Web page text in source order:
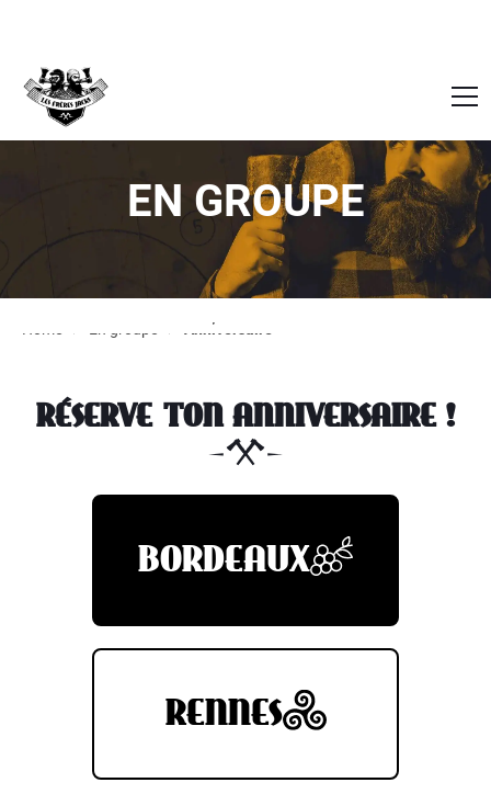
EN GROUPE
Anniversaire
RÉSERVE TON ANNIVERSAIRE !
BORDEAUX
RENNES